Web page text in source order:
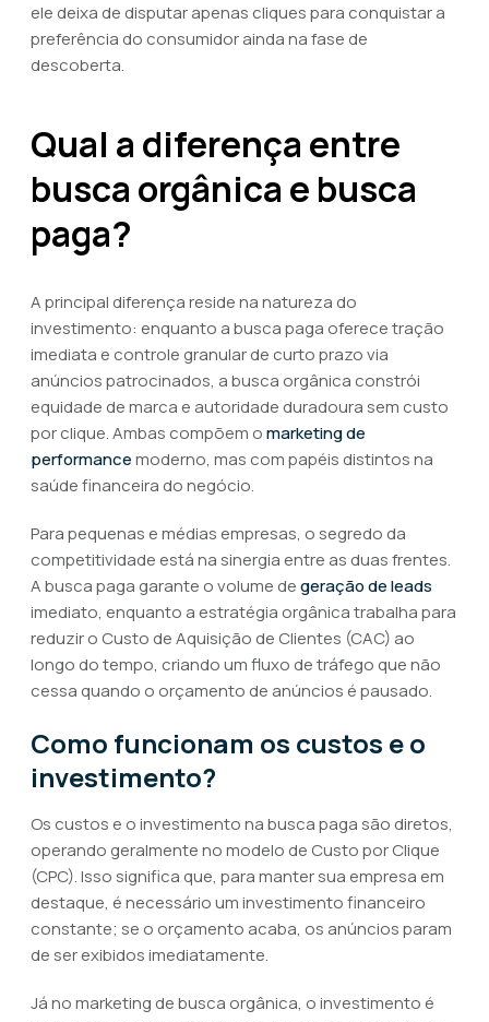
ele deixa de disputar apenas cliques para conquistar a
preferência do consumidor ainda na fase de
descoberta.
Qual a diferença entre
busca orgânica e busca
paga?
A principal diferença reside na natureza do
investimento: enquanto a busca paga oferece tração
imediata e controle granular de curto prazo via
anúncios patrocinados, a busca orgânica constrói
equidade de marca e autoridade duradoura sem custo
por clique. Ambas compõem omarketing de
performancemoderno, mas com papéis distintos na
saúde financeira do negócio.
Para pequenas e médias empresas, o segredo da
competitividade está na sinergia entre as duas frentes.
A busca paga garante o volume degeração de leads
imediato, enquanto a estratégia orgânica trabalha para
reduzir o Custo de Aquisição de Clientes (CAC) ao
longo do tempo, criando um fluxo de tráfego que não
cessa quando o orçamento de anúncios é pausado.
Como funcionam os custos e o
investimento?
Os custos e o investimento na busca paga são diretos,
operando geralmente no modelo de Custo por Clique
(CPC). Isso significa que, para manter sua empresa em
destaque, é necessário um investimento financeiro
constante; se o orçamento acaba, os anúncios param
de ser exibidos imediatamente.
Já no marketing de busca orgânica, o investimento é